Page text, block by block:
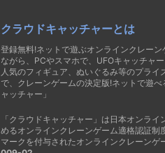
クラウドキャッチャーとは
登録無料!ネットで遊ぶオンラインクレー
ながら、PCやスマホで、UFOキャッチャ
人気のフィギュア、ぬいぐるみ等のプラ
で、クレーンゲームの決定版!ネットで遊
ャッチャー」
「クラウドキャッチャー」は日本オンラ
めるオンラインクレーンゲーム適格認証
マークを付与されたオンラインクレーンゲ